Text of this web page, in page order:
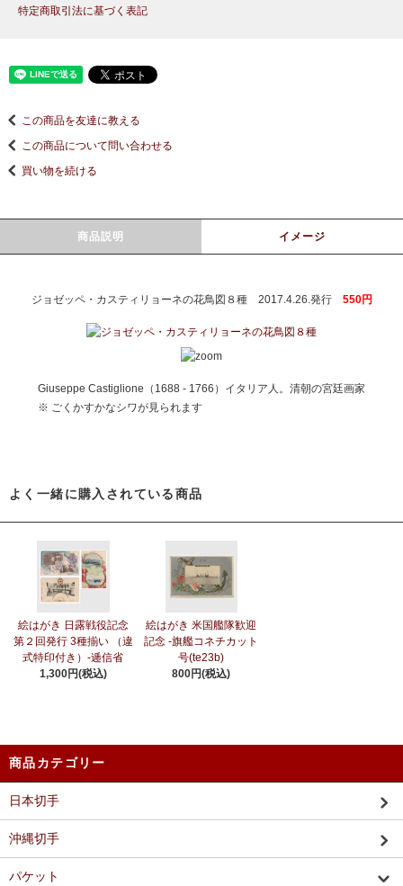
特定商取引法に基づく表記
この商品を友達に教える
この商品について問い合わせる
買い物を続ける
商品説明 イメージ
ジョゼッペ・カスティリョーネの花鳥図８種 2017.4.26.発行 550円
Giuseppe Castiglione（1688 - 1766）イタリア人。清朝の宮廷画家
※ ごくかすかなシワが見られます
よく一緒に購入されている商品
絵はがき 日露戦役記念
第２回発行 3種揃い （違
式特印付き）-逓信省
1,300円(税込)
絵はがき 米国艦隊歓迎
記念 -旗艦コネチカット
号(te23b)
800円(税込)
商品カテゴリー
日本切手
沖縄切手
パケット